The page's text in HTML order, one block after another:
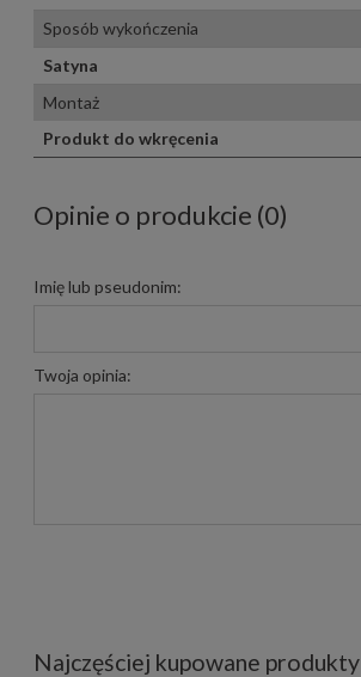
Sposób wykończenia
Satyna
Montaż
Produkt do wkręcenia
Opinie o produkcie (0)
Imię lub pseudonim:
Twoja opinia:
Najczęściej kupowane produkty